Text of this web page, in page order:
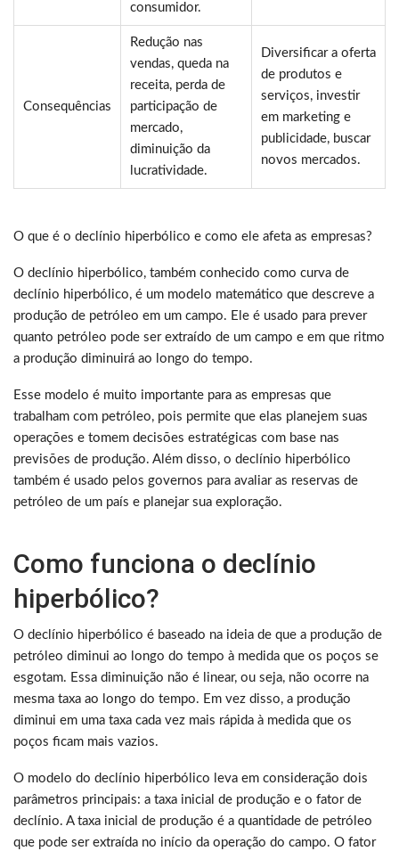
consumidor.
Consequências
Redução nas
vendas, queda na
receita, perda de
participação de
mercado,
diminuição da
lucratividade.
Diversificar a oferta
de produtos e
serviços, investir
em marketing e
publicidade, buscar
novos mercados.
O que é o declínio hiperbólico e como ele afeta as empresas?
O declínio hiperbólico, também conhecido como curva de
declínio hiperbólico, é um modelo matemático que descreve a
produção de petróleo em um campo. Ele é usado para prever
quanto petróleo pode ser extraído de um campo e em que ritmo
a produção diminuirá ao longo do tempo.
Esse modelo é muito importante para as empresas que
trabalham com petróleo, pois permite que elas planejem suas
operações e tomem decisões estratégicas com base nas
previsões de produção. Além disso, o declínio hiperbólico
também é usado pelos governos para avaliar as reservas de
petróleo de um país e planejar sua exploração.
Como funciona o declínio
hiperbólico?
O declínio hiperbólico é baseado na ideia de que a produção de
petróleo diminui ao longo do tempo à medida que os poços se
esgotam. Essa diminuição não é linear, ou seja, não ocorre na
mesma taxa ao longo do tempo. Em vez disso, a produção
diminui em uma taxa cada vez mais rápida à medida que os
poços ficam mais vazios.
O modelo do declínio hiperbólico leva em consideração dois
parâmetros principais: a taxa inicial de produção e o fator de
declínio. A taxa inicial de produção é a quantidade de petróleo
que pode ser extraída no início da operação do campo. O fator